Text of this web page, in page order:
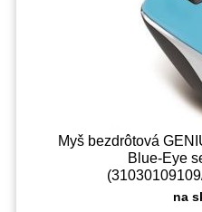
Myš bezdrôtová
Blue-Eye
na